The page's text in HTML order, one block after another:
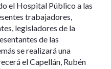
el Hospital Público a las
trabajadores,
legisladores de la
de las
se realizará una
el Capellán, Rubén